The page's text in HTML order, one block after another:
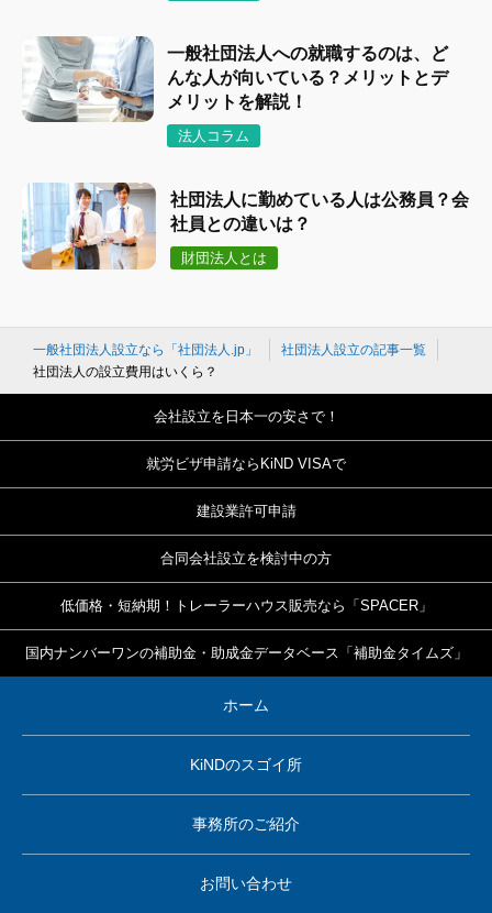
一般社団法人への就職するのは、ど
んな人が向いている？メリットとデ
メリットを解説！
法人コラム
社団法人に勤めている人は公務員？会
社員との違いは？
財団法人とは
一般社団法人設立なら「社団法人.jp」
社団法人設立の記事一覧
社団法人の設立費用はいくら？
会社設立を日本一の安さで！
就労ビザ申請ならKiND VISAで
建設業許可申請
合同会社設立を検討中の方
低価格・短納期！トレーラーハウス販売なら「SPACER」
国内ナンバーワンの補助金・助成金データベース「補助金タイムズ」
ホーム
KiNDのスゴイ所
事務所のご紹介
お問い合わせ